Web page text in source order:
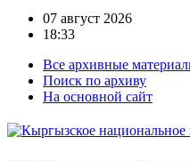
07 август 2026
18:33
Все архивные
Поиск по архиву
На основной сайт